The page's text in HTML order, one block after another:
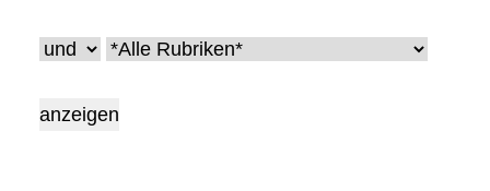
• Messen und Veranstaltungen
• Agritechnica Neuheiten Archiv